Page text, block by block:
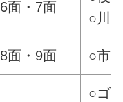
6面・7面
○川
8面・9面 ○市
○ゴ